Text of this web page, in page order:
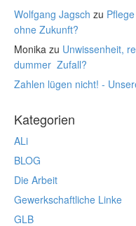
Wolfgang Jagsch zu
ohne Zukunft?
Monika zu Unwissenheit,
dummer Zufall?
Zahlen lügen nicht! -
Kategorien
ALi
BLOG
Die Arbeit
Gewerkschaftliche Linke
GLB